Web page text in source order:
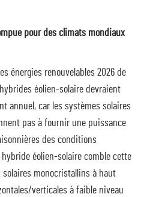
pour des climats mondiaux
énergies renouvelables 2026 de
éolien-solaire devraient
annuel, car les systèmes solaires
pas à fournir une puissance
des conditions
éolien-solaire comble cette
solaires monocristallins à haut
verticales à faible niveau